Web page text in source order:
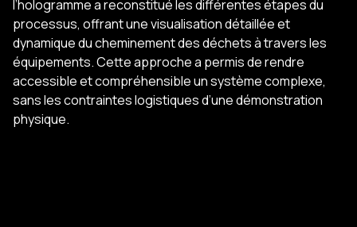
l’hologramme a reconstitué les différentes étapes du
processus, offrant une visualisation détaillée et
dynamique du cheminement des déchets à travers les
équipements. Cette approche a permis de rendre
accessible et compréhensible un système complexe,
sans les contraintes logistiques d’une démonstration
physique.